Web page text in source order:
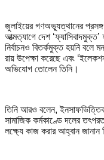
জুলাইয়ের গণঅভ্যুত্থানের
আত্মত্যাগে দেশ
নির্বাচনও বিতর্কমুক্ত হয়নি বলে
রায় উপেক্ষা করেছে এবং
অভিযোগ তোলেন তিনি।
তিনি আরও বলেন,
সামাজিক কর্মকাণ্ডে দলের
লক্ষ্যে কাজ করার আহ্বান জানান